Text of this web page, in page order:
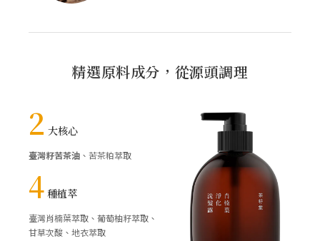
精選原料成分，從源頭調理
2 大核心
臺灣籽苦茶油 、苦茶粕萃取
4 種植萃
臺灣肖楠葉萃取、葡萄柚籽萃取、
甘草次酸、地衣萃取